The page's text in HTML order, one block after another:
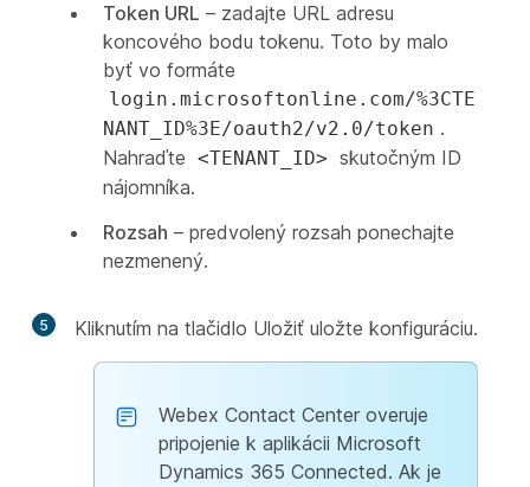
Token URL – zadajte URL adresu
koncového bodu tokenu. Toto by malo
byť vo formáte
login.microsoftonline.com/%3CTE
NANT_ID%3E/oauth2/v2.0/token .
Nahraďte <TENANT_ID> skutočným ID
nájomníka.
Rozsah – predvolený rozsah ponechajte
nezmenený.
5 Kliknutím na tlačidlo Uložiť uložte konfiguráciu.
Webex Contact Center overuje
pripojenie k aplikácii Microsoft
Dynamics 365 Connected. Ak je